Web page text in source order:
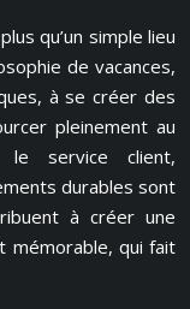
qu’un simple lieu
de vacances,
à se créer des
pleinement au
le service client,
durables sont
à créer une
mémorable, qui fait